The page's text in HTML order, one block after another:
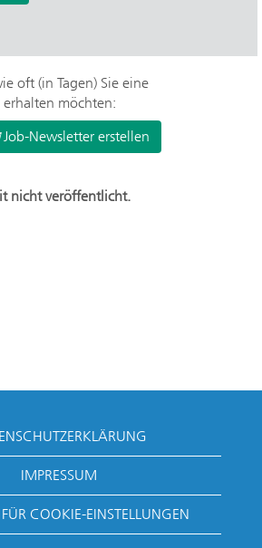
oft (in Tagen) Sie eine
möchten:
Job-Newsletter erstellen
nicht veröffentlicht.
IMPRESSUM
COOKIE-EINSTELLUNGEN